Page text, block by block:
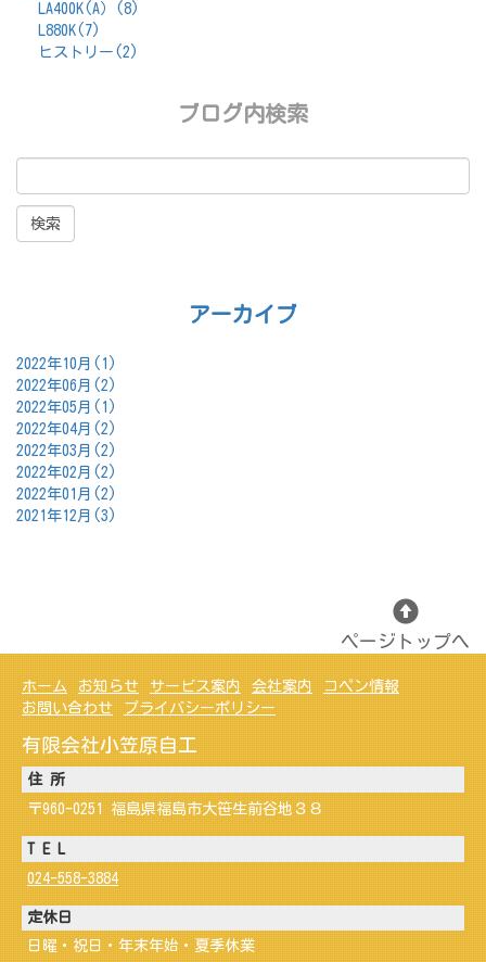
LA400K(A）(8)
L880K(7)
ヒストリー(2)
ブログ内検索
アーカイブ
2022年10月(1)
2022年06月(2)
2022年05月(1)
2022年04月(2)
2022年03月(2)
2022年02月(2)
2022年01月(2)
2021年12月(3)
ページトップへ
ホーム お知らせ サービス案内 会社案内
コペン情報
お問い合わせ
プライバシーポリシー
有限会社小笠原自工
住 所
〒960-0251 福島県福島市大笹生前谷地３８
T E L
024-558-3884
定休日
日曜・祝日・年末年始・夏季休業